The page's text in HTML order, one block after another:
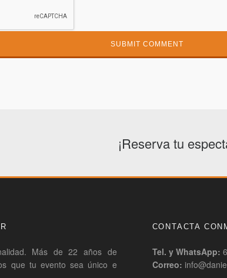
¡Reserva tu
Más de 22 años de
que tu evento sea único e
CONTACTA
Tel. y WhatsApp:
Correo: